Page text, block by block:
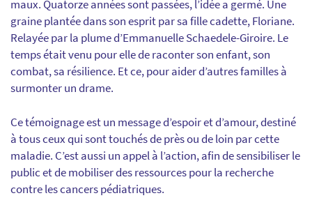
maux. Quatorze années sont passées, l’idée a germé. Une
graine plantée dans son esprit par sa fille cadette, Floriane.
Relayée par la plume d’Emmanuelle Schaedele-Giroire. Le
temps était venu pour elle de raconter son enfant, son
combat, sa résilience. Et ce, pour aider d’autres familles à
surmonter un drame.
Ce témoignage est un message d’espoir et d’amour, destiné
à tous ceux qui sont touchés de près ou de loin par cette
maladie. C’est aussi un appel à l’action, afin de sensibiliser le
public et de mobiliser des ressources pour la recherche
contre les cancers pédiatriques.